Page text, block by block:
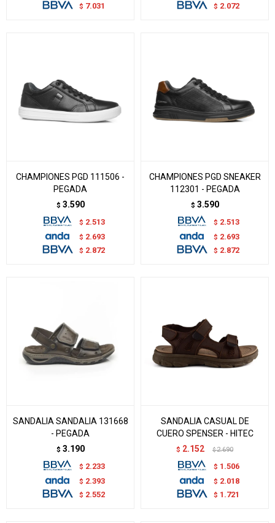
$ 7.031 $ 2.072
CHAMPIONES PGD 111506 -
PEGADA
$ 3.590
$ 2.513
$ 2.693
$ 2.872
CHAMPIONES PGD SNEAKER
112301 - PEGADA
$ 3.590
$ 2.513
$ 2.693
$ 2.872
SANDALIA SANDALIA 131668
- PEGADA
$ 3.190
$ 2.233
$ 2.393
$ 2.552
SANDALIA CASUAL DE
CUERO SPENSER - HITEC
$ 2.152 $ 2.690
$ 1.506
$ 2.018
$ 1.721